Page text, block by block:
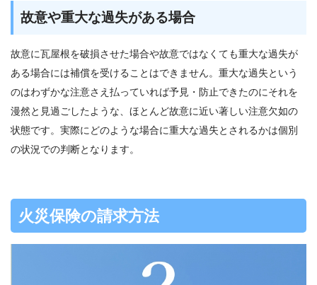
故意や重大な過失がある場合
故意に瓦屋根を破損させた場合や故意ではなくても重大な過失が
ある場合には補償を受けることはできません。重大な過失という
のはわずかな注意さえ払っていれば予見・防止できたのにそれを
漫然と見過ごしたような、ほとんど故意に近い著しい注意欠如の
状態です。実際にどのような場合に重大な過失とされるかは個別
の状況での判断となります。
火災保険の請求方法